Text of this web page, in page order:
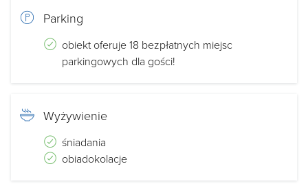
Parking
obiekt oferuje 18 bezpłatnych miejsc
parkingowych dla gości!
Wyżywienie
śniadania
obiadokolacje